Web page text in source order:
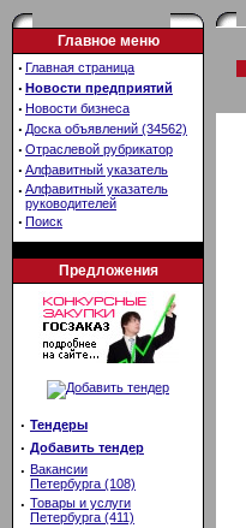
Главное меню
· Главная страница
· Новости предприятий
· Новости бизнеса
· Доска объявлений (34562)
· Отраслевой рубрикатор
· Алфавитный указатель
· Алфавитный указатель
руководителей
· Поиск
Предложения
· Тендеры
· Добавить тендер
· Вакансии
Петербурга (108)
· Товары и услуги
Петербурга (411)